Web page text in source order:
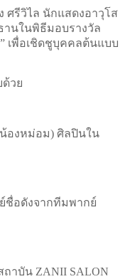
ศรีวิไล นักแสดงอาวุโส
านในพิธีมอบรางวัล
เพื่อเชิดชูบุคคลต้นแบบ
วย
น้องหม่อม) ศิลปินใน
อดังจากทีมพากย์
ถาบัน ZANII SALON